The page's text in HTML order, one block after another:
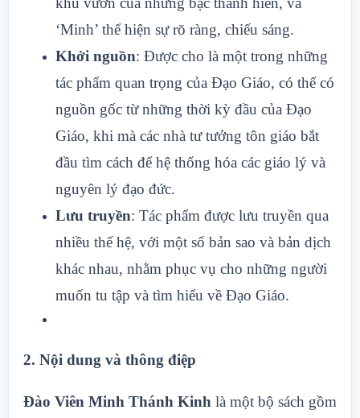
‘Minh’ thể hiện sự rõ ràng, chiếu sáng.
Khởi nguồn: Được cho là một trong những
tác phẩm quan trọng của Đạo Giáo, có thể có
nguồn gốc từ những thời kỳ đầu của Đạo
Giáo, khi mà các nhà tư tưởng tôn giáo bắt
đầu tìm cách để hệ thống hóa các giáo lý và
nguyên lý đạo đức.
Lưu truyền: Tác phẩm được lưu truyền qua
nhiều thế hệ, với một số bản sao và bản dịch
khác nhau, nhằm phục vụ cho những người
muốn tu tập và tìm hiểu về Đạo Giáo.
2. Nội dung và thông điệp
Đào Viên Minh Thánh Kinh là một bộ sách gồm